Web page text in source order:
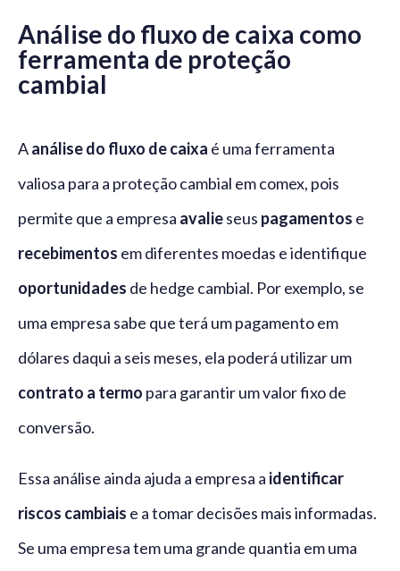
Análise do fluxo de caixa como
ferramenta de proteção
cambial
Aanálise do fluxo de caixa é uma ferramenta
valiosa para a proteção cambial em comex, pois
permite que a empresa avalieseus pagamentos e
recebimentos em diferentes moedas e identifique
oportunidades de hedge cambial. Por exemplo, se
uma empresa sabe que terá um pagamento em
dólares daqui a seis meses, ela poderá utilizar um
contrato a termo para garantir um valor fixo de
conversão.
Essa análise ainda ajuda a empresa a identificar
riscos cambiais e a tomar decisões mais informadas.
Se uma empresa tem uma grande quantia em uma